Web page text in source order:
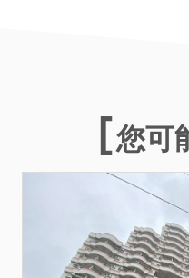
風
七、
169
分未
記
產權
移轉
您可